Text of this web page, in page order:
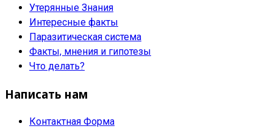
Утерянные Знания
Интересные факты
Паразитическая система
Факты, мнения и гипотезы
Что делать?
Написать нам
Контактная Форма